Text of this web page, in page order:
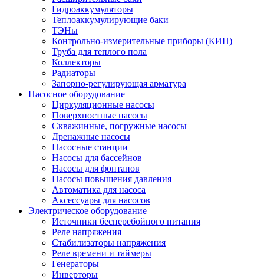
Гидроаккумуляторы
Теплоаккумулирующие баки
ТЭНы
Контрольно-измерительные приборы (КИП)
Труба для теплого пола
Коллекторы
Радиаторы
Запорно-регулирующая арматура
Насосное оборудование
Циркуляционные насосы
Поверхностные насосы
Скважинные, погружные насосы
Дренажные насосы
Насосные станции
Насосы для бассейнов
Насосы для фонтанов
Насосы повышения давления
Автоматика для насоса
Аксессуары для насосов
Электрическое оборудование
Источники бесперебойного питания
Реле напряжения
Стабилизаторы напряжения
Реле времени и таймеры
Генераторы
Инверторы